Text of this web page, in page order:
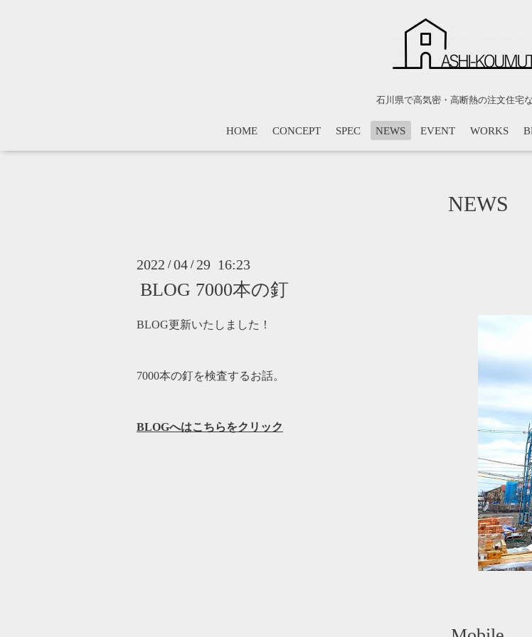
石川県で高気密・高断熱の注文住宅
HOME CONCEPT SPEC NEWS EVENT WORKS
NEWS
2022 /04 / 29 16:23
BLOG 7000本の釘
BLOG更新いたしました！
7000本の釘を検査するお話。
BLOGへはこちらをクリック